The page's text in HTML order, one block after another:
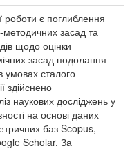
роботи є поглиблення
засад та
щодо оцінки
засад подолання
умовах сталого
здійснено
наукових досліджень у
на основі даних
баз Scopus,
Scholar. За